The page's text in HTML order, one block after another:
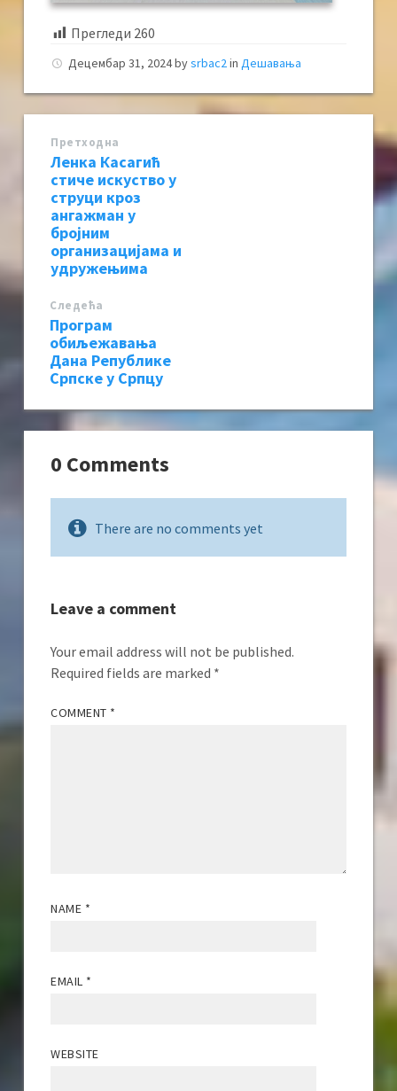
Прегледи 260
Децембар 31, 2024bysrbac2in Дешавања
Претходна
Ленка Касагић
стиче искуство у
струци кроз
ангажман у
бројним
организацијама и
удружењима
Следећa
Програм
обиљежавања
Дана Републике
Српске у Српцу
0 Comments
There are no comments yet
Leave a comment
Your email address will not be published.
Required fields are marked *
COMMENT *
NAME *
EMAIL *
WEBSITE